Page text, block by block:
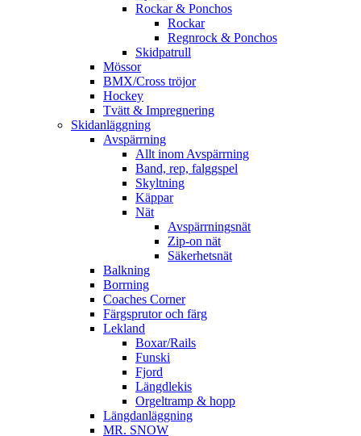
Rockar & Ponchos
Rockar
Regnrock & Ponchos
Skidpatrull
Mössor
BMX/Cross tröjor
Hockey
Tvätt & Impregnering
Skidanläggning
Avspärrning
Allt inom Avspärrning
Band, rep, falggspel
Skyltning
Käppar
Nät
Avspärrningsnät
Zip-on nät
Säkerhetsnät
Balkning
Borrning
Coaches Corner
Färgsprutor och färg
Lekland
Boxar/Rails
Funski
Fjord
Längdlekis
Orgeltramp & hopp
Längdanläggning
MR. SNOW